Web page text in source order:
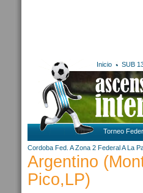
Inicio SUB
Torneo
Cordoba Fed. A Zona 2 Federal A La
Argentino
Pico,LP)